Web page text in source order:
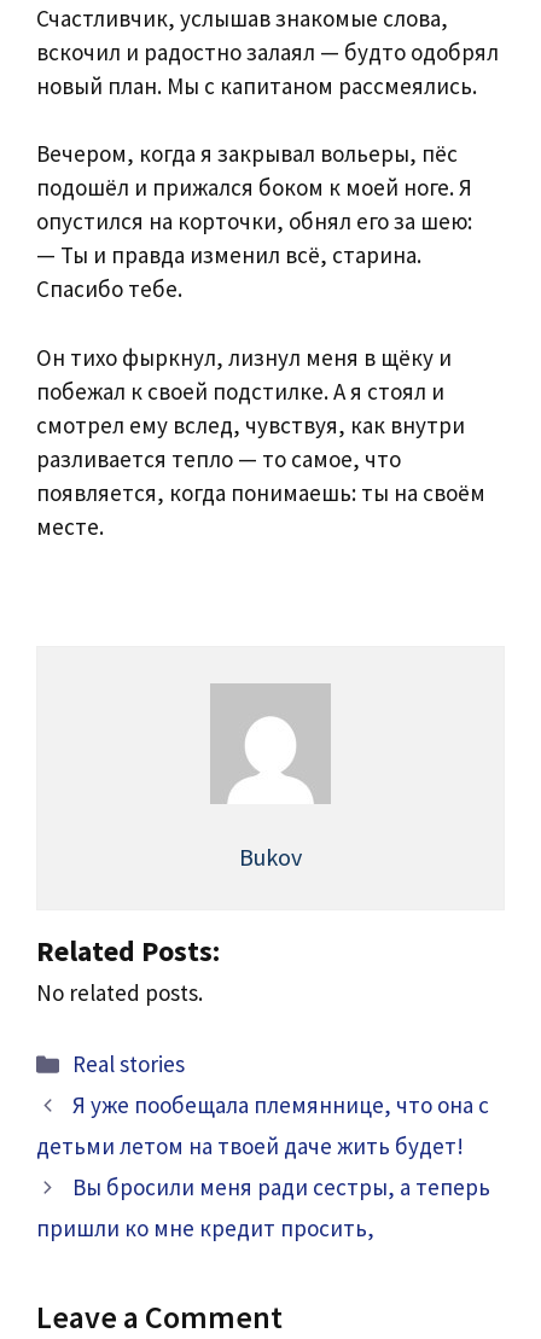
Счастливчик, услышав знакомые слова,
вскочил и радостно залаял — будто одобрял
новый план. Мы с капитаном рассмеялись.
Вечером, когда я закрывал вольеры, пёс
подошёл и прижался боком к моей ноге. Я
опустился на корточки, обнял его за шею:
— Ты и правда изменил всё, старина.
Спасибо тебе.
Он тихо фыркнул, лизнул меня в щёку и
побежал к своей подстилке. А я стоял и
смотрел ему вслед, чувствуя, как внутри
разливается тепло — то самое, что
появляется, когда понимаешь: ты на своём
месте.
Bukov
Related Posts:
No related posts.
Categories
Real stories
Я уже пообещала племяннице, что она с
детьми летом на твоей даче жить будет!
Вы бросили меня ради сестры, а теперь
пришли ко мне кредит просить,
Leave a Comment